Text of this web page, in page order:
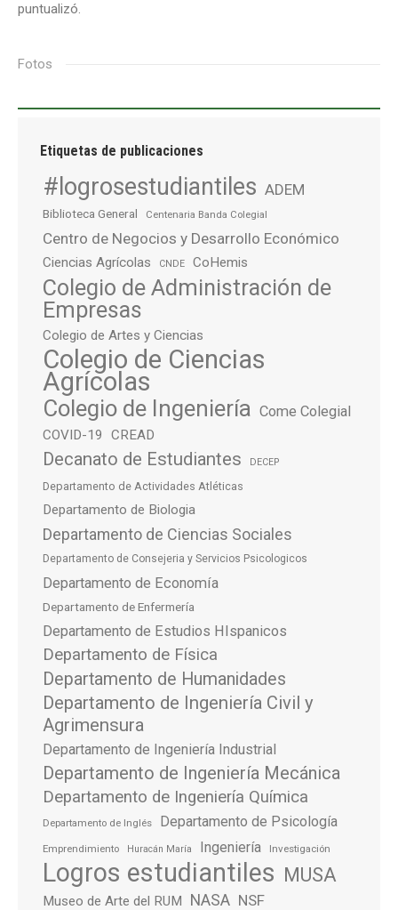
puntualizó.
Fotos
Etiquetas de publicaciones
#logrosestudiantiles ADEM
Biblioteca General Centenaria Banda Colegial
Centro de Negocios y Desarrollo Económico
Ciencias Agrícolas CNDE CoHemis
Colegio de Administración de
Empresas
Colegio de Artes y Ciencias
Colegio de Ciencias
Agrícolas
Colegio de Ingeniería Come Colegial
COVID-19 CREAD
Decanato de Estudiantes DECEP
Departamento de Actividades Atléticas
Departamento de Biologia
Departamento de Ciencias Sociales
Departamento de Consejeria y Servicios Psicologicos
Departamento de Economía
Departamento de Enfermería
Departamento de Estudios HIspanicos
Departamento de Física
Departamento de Humanidades
Departamento de Ingeniería Civil y
Agrimensura
Departamento de Ingeniería Industrial
Departamento de Ingeniería Mecánica
Departamento de Ingeniería Química
Departamento de Inglés Departamento de Psicología
Emprendimiento Huracán María Ingeniería Investigación
Logros estudiantiles MUSA
Museo de Arte del RUM NASA NSF